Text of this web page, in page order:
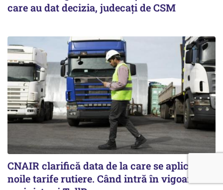
care au dat decizia, judecați de CSM
CNAIR clarifică data de la care se aplică
noile tarife rutiere. Când intră în vigoare